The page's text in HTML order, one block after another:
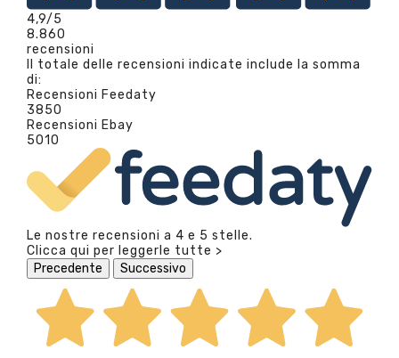
4,9/5
8.860
recensioni
Il totale delle recensioni indicate include la somma
di:
Recensioni Feedaty
3850
Recensioni Ebay
5010
Le nostre recensioni a 4 e 5 stelle.
Clicca qui per leggerle tutte >
Precedente
Successivo